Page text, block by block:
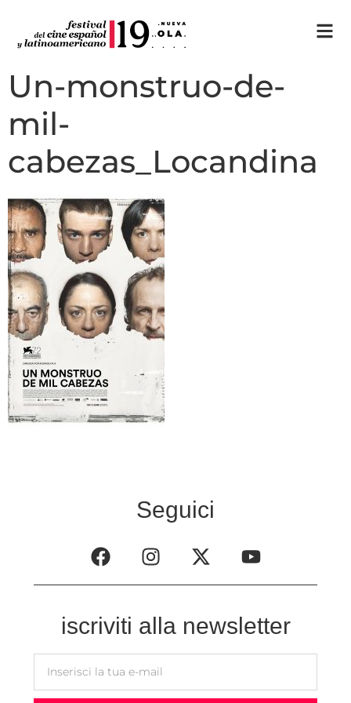
Un-monstruo-de-
mil-
cabezas_Locandina
Seguici
iscriviti alla newsletter